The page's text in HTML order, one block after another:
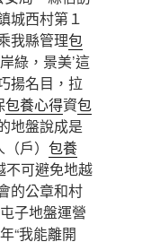
城西村第１
我縣管理包
綠，景美’這
揚名目，拉
包養心得資包
地盤說成是
戶） 包養
不可避免地越
的公章和村
子地盤運營
“我能離開